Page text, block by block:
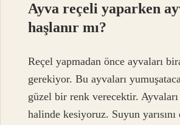
Ayva reçeli yaparken
haşlanır mı?
Reçel yapmadan önce ayvaları
gerekiyor. Bu ayvaları
güzel bir renk verecektir.
halinde kesiyoruz. Suyun